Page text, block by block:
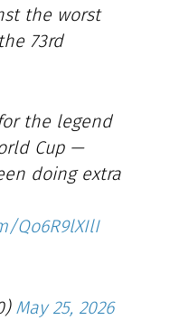
the worst
73rd
the legend
Cup —
doing extra
Qo6R9lXIlI
May 25, 2026